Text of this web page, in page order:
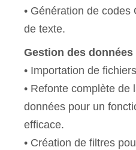
• Génération de codes
de texte.
Gestion des
• Importation de
• Refonte complète de
données pour un
efficace.
• Création de filtres